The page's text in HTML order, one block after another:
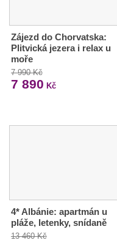
Zájezd do Chorvatska:
Plitvická jezera i relax u
moře
7 990 Kč
7 890 Kč
4* Albánie: apartmán u
pláže, letenky, snídaně
13 460 Kč